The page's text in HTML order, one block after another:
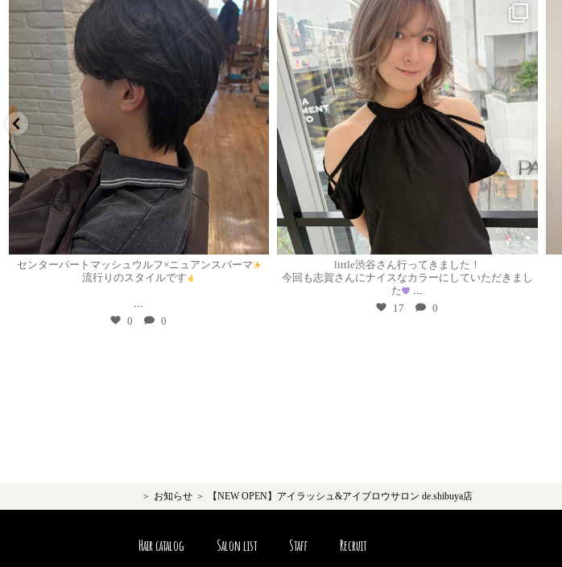
7月 30
センターパートマッシュウルフ×ニュアンスパーマ
流行りのスタイルです
0
0
little渋谷さん行ってきました！
今回も志賀さんにナイスなカラーにしていただきまし
た
17
0
お知らせ 【NEW OPEN】アイラッシュ&アイブロウサロン de.shibuya店
Hair catalog Salon list Staff Recruit